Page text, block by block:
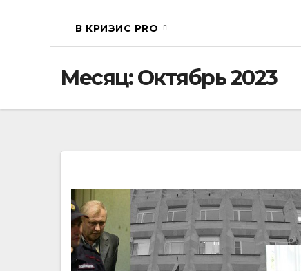
В КРИЗИС PRO
Месяц:Октябрь 2023